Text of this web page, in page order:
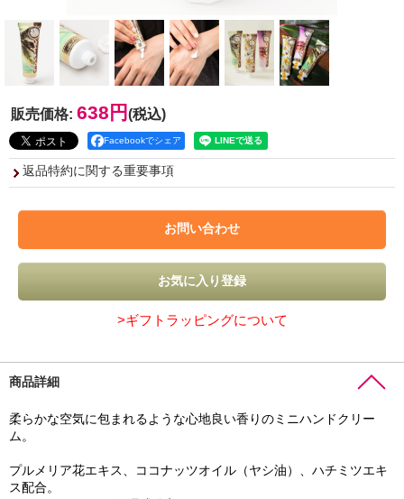
販売価格: 638円 (税込)
Facebookでシェア
返品特約に関する重要事項
>ギフトラッピングについて
商品詳細
柔らかな空気に包まれるような心地良い香りのミニハンドクリー
ム。
プルメリア花エキス、ココナッツオイル（ヤシ油）、ハチミツエキ
ス配合。